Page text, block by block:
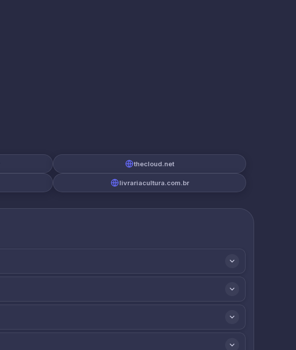
thecloud.net
livrariacultura.com.br